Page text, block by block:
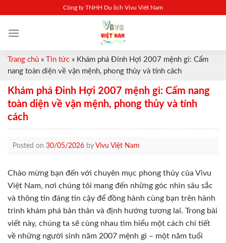
content
Công ty TNHH Du lịch Vivu Việt Nam
Trang chủ » Tin tức » Khám phá Đinh Hợi 2007 mệnh gì: Cẩm
nang toàn diện về vận mệnh, phong thủy và tính cách
Khám phá Đinh Hợi 2007 mệnh gì: Cẩm nang
toàn diện về vận mệnh, phong thủy và tính
cách
Posted on 30/05/2026 by Vivu Việt Nam
Chào mừng bạn đến với chuyên mục phong thủy của Vivu
Việt Nam, nơi chúng tôi mang đến những góc nhìn sâu sắc
và thông tin đáng tin cậy để đồng hành cùng bạn trên hành
trình khám phá bản thân và định hướng tương lai. Trong bài
viết này, chúng ta sẽ cùng nhau tìm hiểu một cách chi tiết
về những người sinh năm 2007 mệnh gì – một năm tuổi